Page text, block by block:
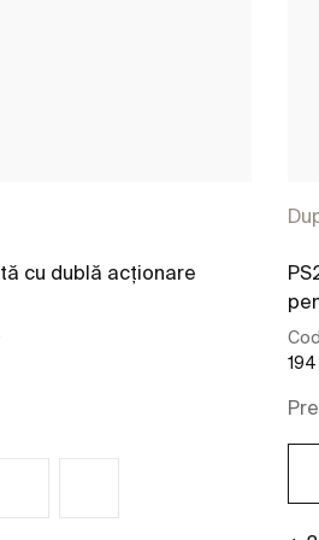
cu dublă acționare
194